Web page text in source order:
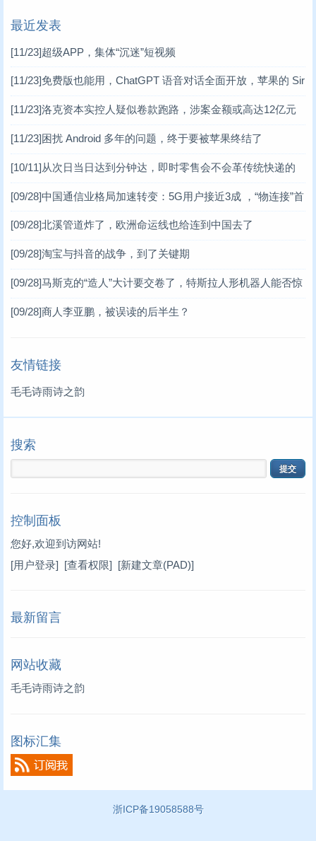
最近发表
[11/23]超级APP，集体“沉迷”短视频
[11/23]免费版也能用，ChatGPT 语音对话全面开放，苹果的 Sir
[11/23]洛克资本实控人疑似卷款跑路，涉案金额或高达12亿元
[11/23]困扰 Android 多年的问题，终于要被苹果终结了
[10/11]从次日当日达到分钟达，即时零售会不会革传统快递的
[09/28]中国通信业格局加速转变：5G用户接近3成 ，“物连接”首
超“人连接”
[09/28]北溪管道炸了，欧洲命运线也给连到中国去了
[09/28]淘宝与抖音的战争，到了关键期
[09/28]马斯克的“造人”大计要交卷了，特斯拉人形机器人能否惊
艳行业？
[09/28]商人李亚鹏，被误读的后半生？
友情链接
毛毛诗雨诗之韵
搜索
控制面板
您好,欢迎到访网站!
[用户登录] [查看权限] [新建文章(PAD)]
最新留言
网站收藏
毛毛诗雨诗之韵
图标汇集
浙ICP备19058588号